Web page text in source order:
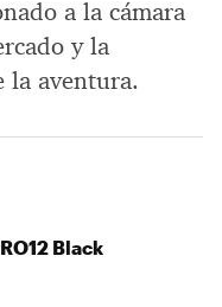
a la cámara
y la
la aventura.
Black